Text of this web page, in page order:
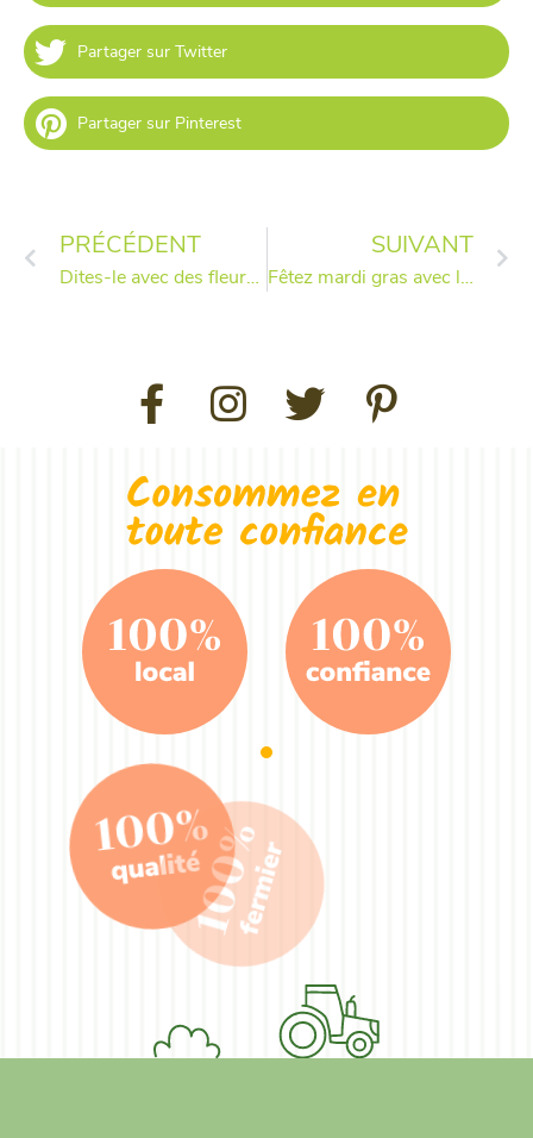
Partager sur Twitter
Partager sur Pinterest
PRÉCÉDENT
Dites-le avec des fleurs 100% locales
SUIVANT
Fêtez mardi gras avec les beignets Hop’la